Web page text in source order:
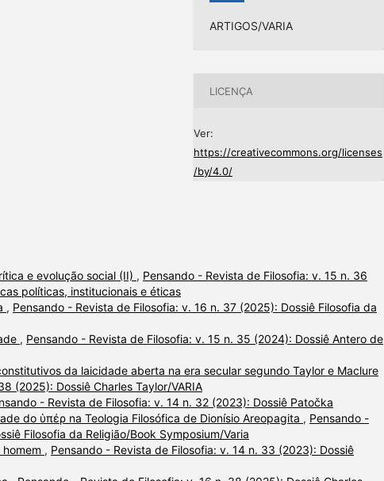
ARTIGOS/VARIA
LICENÇA
Ver:
https://creativecommons.org/licenses
/by/4.0/
e evolução social (II) , Pensando - Revista de Filosofia: v. 15 n. 36
políticas, institucionais e éticas
, Pensando - Revista de Filosofia: v. 16 n. 37 (2025): Dossiê Filosofia da
, Pensando - Revista de Filosofia: v. 15 n. 35 (2024): Dossiê Antero de
da laicidade aberta na era secular segundo Taylor e Maclure
(2025): Dossiê Charles Taylor/VARIA
- Revista de Filosofia: v. 14 n. 32 (2023): Dossiê Patočka
do ὑπέρ na Teologia Filosófica de Dionísio Areopagita , Pensando -
Filosofia da Religião/Book Symposium/Varia
, Pensando - Revista de Filosofia: v. 14 n. 33 (2023): Dossiê